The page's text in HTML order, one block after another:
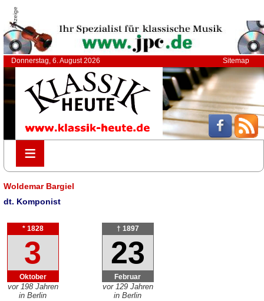
Anzeige
Donnerstag, 6. August 2026 Sitemap
≡
≡
Woldemar Bargiel
dt. Komponist
* 1828
3
Oktober
vor 198 Jahren
in Berlin
† 1897
23
Februar
vor 129 Jahren
in Berlin